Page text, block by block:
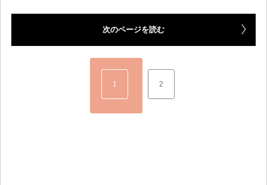
次のページを読む
1 2